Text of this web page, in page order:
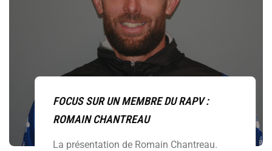
FOCUS SUR UN MEMBRE DU RAPV :
ROMAIN CHANTREAU
La présentation de Romain Chantreau.